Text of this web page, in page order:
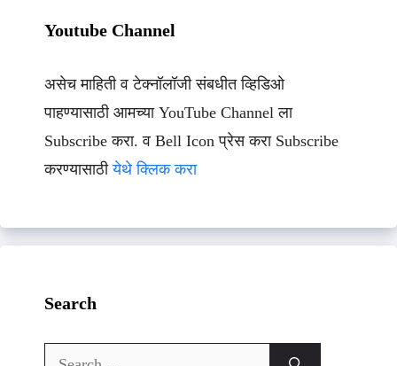
Youtube Channel
असेच माहिती व टेक्नॉलॉजी संबधीत व्हिडिओ
पाहण्यासाठी आमच्या YouTube Channel ला
Subscribe करा. व Bell Icon प्रेस करा Subscribe
करण्यासाठीयेथे क्लिक करा
Search
Search